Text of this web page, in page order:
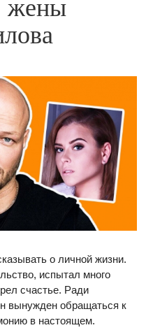
о личной жизни.
испытал много
счастье. Ради
вынужден обращаться к
в настоящем.